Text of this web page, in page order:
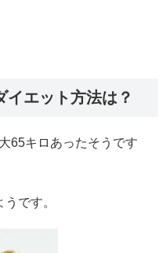
エット方法は？
65キロあったそうです
です。